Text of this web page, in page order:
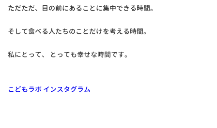
ただただ、目の前にあることに集中できる時間。
そして食べる人たちのことだけを考える時間。
私にとって、 とっても幸せな時間です。
こどもラボ インスタグラム